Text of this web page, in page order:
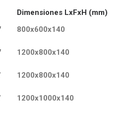
Dimensiones LxFxH (mm)
800x600x140
1200x800x140
1200x800x140
1200x1000x140